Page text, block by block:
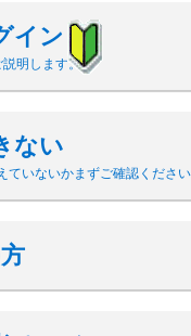
イン
明します。
ない
いないかまずご確認くださ